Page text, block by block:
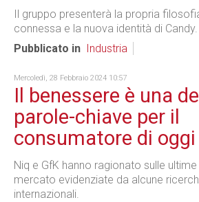
Il gruppo presenterà la propria
connessa e la nuova identità di Candy.
Pubblicato in
Industria
Mercoledì, 28 Febbraio 2024 10:57
Il benessere è una
parole-chiave per il
consumatore di oggi
Niq e GfK hanno ragionato sulle
mercato evidenziate da alcune
internazionali.